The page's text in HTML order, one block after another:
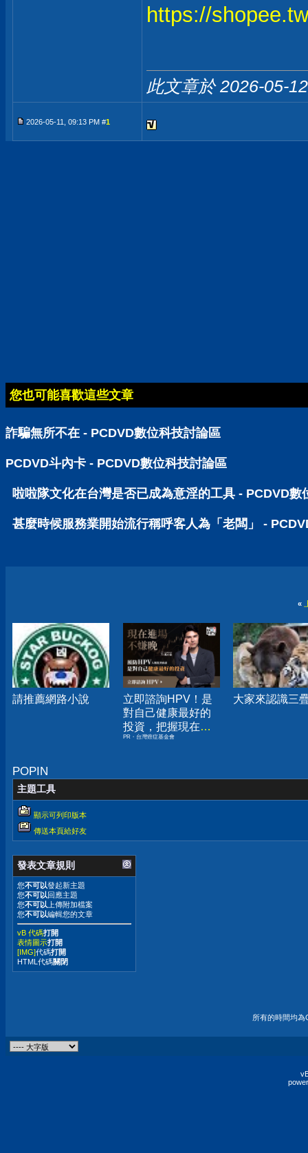
https://
此文章於 2026-05-
2026-05-11, 09:13 PM #1
您也可能喜歡這些文章
詐騙無所不在 - PCDVD數位科技討論區
PCDVD斗內卡 - PCDVD數位科技討論區
啦啦隊文化在台灣是否已成為意淫的工具 - PCDVD數
甚麼時候服務業開始流行稱呼客人為「老闆」 -
«
請推薦網路小說
立即諮詢HPV！是
對自己健康最好的
投資，把握現在不
嫌晚！
PR・台灣癌症基金會
大家來認識三
POPIN
主題工具
顯示可列印版本
傳送本頁給好友
發表文章規則
您不可以發起新主題
您不可以回應主題
您不可以 上傳附加檔案
您不可以編輯您的文章
vB 代碼打開
表情圖示打開
[IMG]代碼打開
HTML代碼關閉
所有的時間均為